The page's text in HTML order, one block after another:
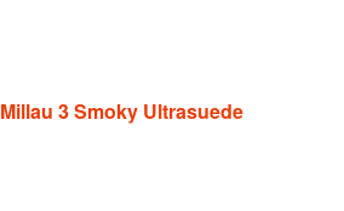
Millau 3 Smoky Ultrasuede